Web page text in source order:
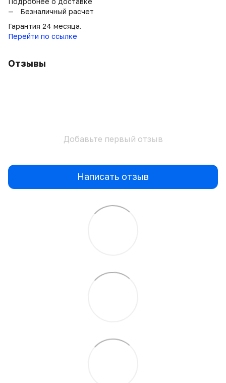
Безналичный расчет
Гарантия 24 месяца.
Перейти по ссылке
Отзывы
Добавьте первый отзыв
Написать отзыв